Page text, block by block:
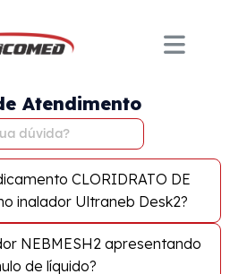
Atendimento
CLORIDRATO DE
inalador Ultraneb Desk2?
NEBMESH2 apresentando
de líquido?